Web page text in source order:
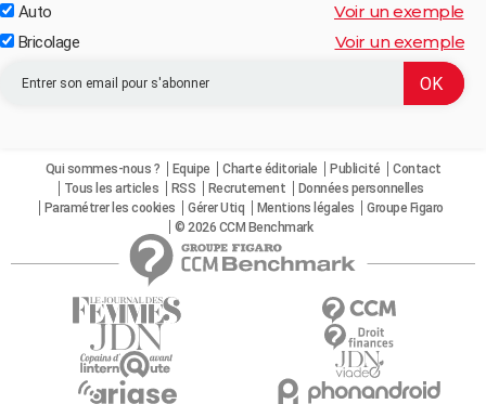
Auto Voir un exemple
Bricolage Voir un exemple
Qui sommes-nous ? Equipe Charte éditoriale Publicité
Contact
Tous les articles
RSS Recrutement
Données personnelles
Paramétrer les cookies
Gérer Utiq Mentions légales
Groupe Figaro
© 2026 CCM Benchmark